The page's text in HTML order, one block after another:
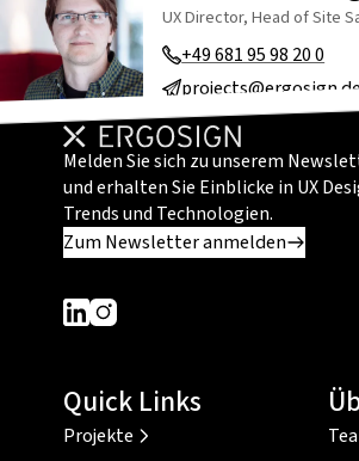
UX Director, Head of Site
+49 681 95 98 20 0
projects@ergosign.de
Melden Sie sich zu unserem
und erhalten Sie Einblicke in UX
Trends und Technologien.
Zum Newsletter anmelden
Dieser Link führt zu einer externen
Dieser Link führt zu einer
Quick Links
Projekte